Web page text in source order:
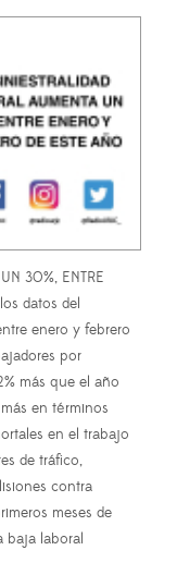
30%, ENTRE
datos del
enero y febrero
por
más que el año
en términos
en el trabajo
de tráfico,
contra
meses de
baja laboral